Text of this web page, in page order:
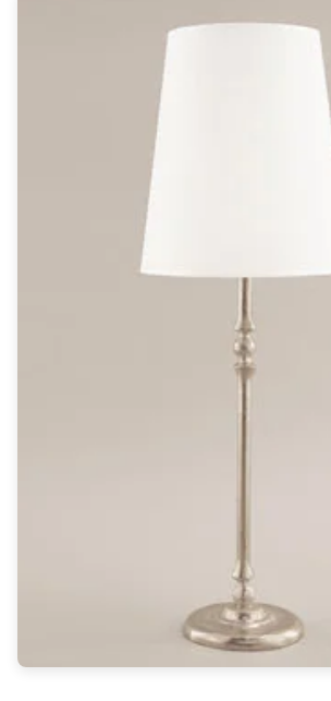
Applique d'extérieur
Lampadaire d'extérieur
Plafonnier d'extérieur
Spot & projecteur d'extérieur
Suspension d'extérieur
Tapis contemporain
Artistar